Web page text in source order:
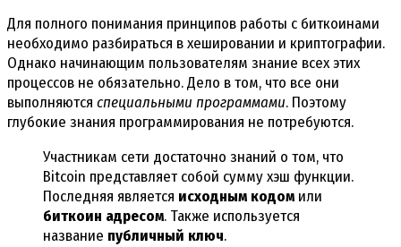
Для полного понимания принципов работы с биткоинами
необходимо разбираться в хешировании и криптографии.
Однако начинающим пользователям знание всех этих
процессов не обязательно. Дело в том, что все они
выполняются специальными программами. Поэтому
глубокие знания программирования не потребуются.
Участникам сети достаточно знаний о том, что
Bitcoin представляет собой сумму хэш функции.
Последняя является исходным кодом или
биткоин адресом. Также используется
название публичный ключ.